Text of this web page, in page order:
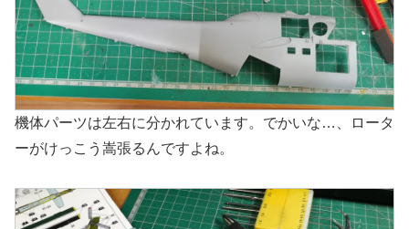
機体パーツは左右に分かれています。でかいな…、ロータ
ーがけっこう嵩張るんですよね。